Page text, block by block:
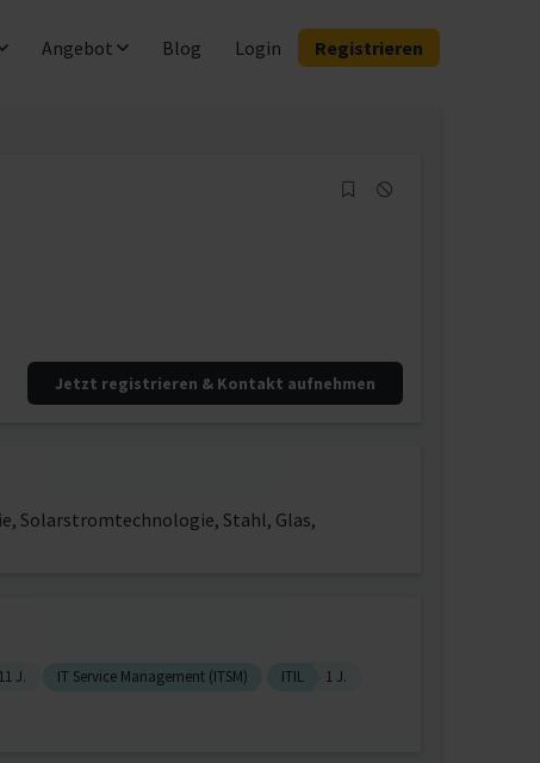
Angebot Blog Login Registrieren
Jetzt registrieren & Kontakt aufnehmen
Solarstromtechnologie, Stahl, Glas,
11 J. IT Service Management (ITSM) ITIL
1 J.